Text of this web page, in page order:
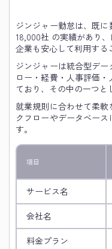
ジンジャー勤怠は、既
18,000社 の実績があり
企業も安心して利用する
ジンジャーは統合型デ
ロー・経費・人事評価
ており、その中の一つと
就業規則に合わせて柔
クフローやデータベー
す。
項目
サービス名
会社名
料金プラン